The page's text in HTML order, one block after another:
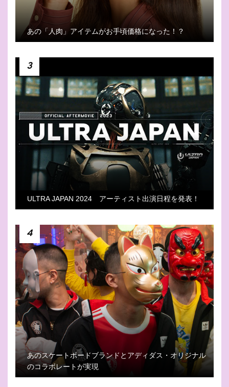
あの「人肉」アイテムがお手頃価格になった！？
3
ULTRA JAPAN 2024 アーティスト出演日程を発表！
4
あのスケートボードブランドとアディダス・オリジナル
のコラボレートが実現